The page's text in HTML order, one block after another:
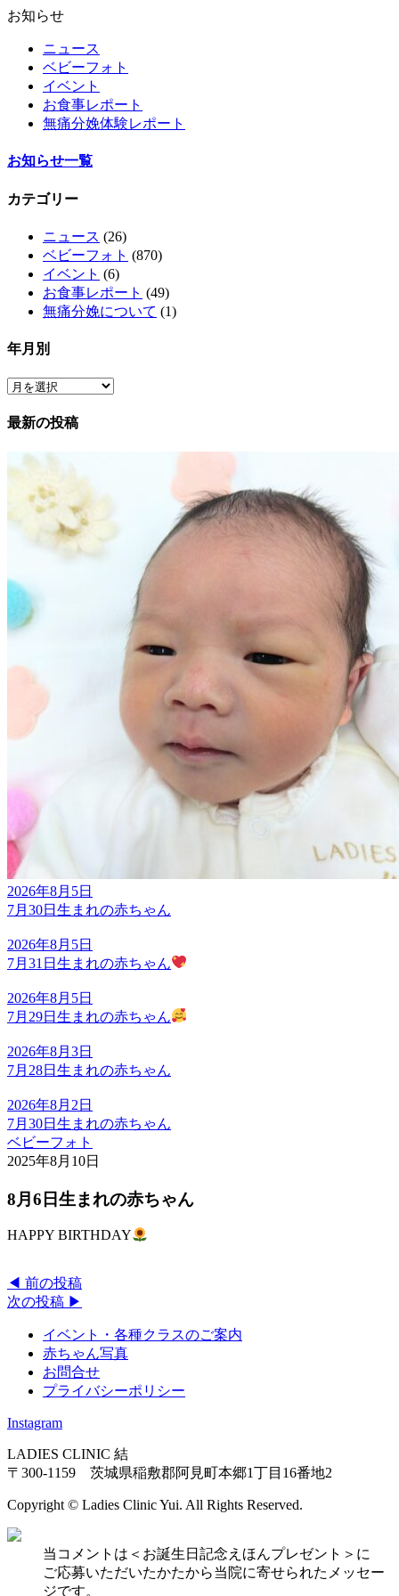
お知らせ
ニュース
ベビーフォト
イベント
お食事レポート
無痛分娩体験レポート
お知らせ一覧
カテゴリー
ニュース (26)
ベビーフォト (870)
イベント (6)
お食事レポート (49)
無痛分娩について (1)
年月別
最新の投稿
2026年8月5日
7月30日生まれの赤ちゃん
2026年8月5日
7月31日生まれの赤ちゃん
2026年8月5日
7月29日生まれの赤ちゃん
2026年8月3日
7月28日生まれの赤ちゃん
2026年8月2日
7月30日生まれの赤ちゃん
ベビーフォト
2025年8月10日
8月6日生まれの赤ちゃん
HAPPY BIRTHDAY
◀︎ 前の投稿
次の投稿 ▶︎
イベント・各種クラスのご案内
赤ちゃん写真
お問合せ
プライバシーポリシー
Instagram
LADIES CLINIC 結
〒300-1159 茨城県稲敷郡阿見町本郷1丁目16番地2
Copyright © Ladies Clinic Yui. All Rights Reserved.
当コメントは＜お誕生日記念えほんプレゼント＞に
ご応募いただいたかたから当院に寄せられたメッセー
ジです。